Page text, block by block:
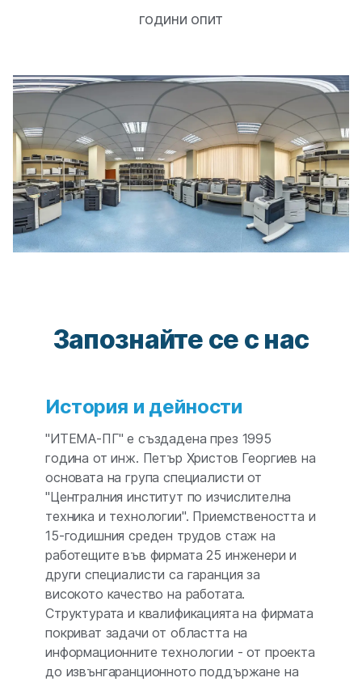
години опит
Запознайте се с нас
История и дейности
"ИТЕМА-ПГ" е създадена през 1995
година от инж. Петър Христов Георгиев на
основата на група специалисти от
"Централния институт по изчислителна
техника и технологии". Приемствеността и
15-годишния среден трудов стаж на
работещите във фирмата 25 инженери и
други специалисти са гаранция за
високото качество на работата.
Структурата и квалификацията на фирмата
покриват задачи от областта на
информационните технологии - от проекта
до извънгаранционното поддържане на